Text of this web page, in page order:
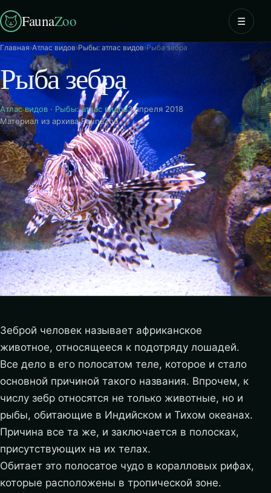
FaunaZoo ☰
Главная›Атлас видов›Рыбы: атлас видов›Рыба зебра
Рыба зебра
Атлас видов · Рыбы: атлас видов3 апреля 2018
Материал из архива FaunaZoo
Зеброй человек называет африканское
животное, относящееся к подотряду лошадей.
Все дело в его полосатом теле, которое и стало
основной причиной такого названия. Впрочем, к
числу зебр относятся не только животные, но и
рыбы, обитающие в Индийском и Тихом океанах.
Причина все та же, и заключается в полосках,
присутствующих на их телах.
Обитает это полосатое чудо в коралловых рифах,
которые расположены в тропической зоне.